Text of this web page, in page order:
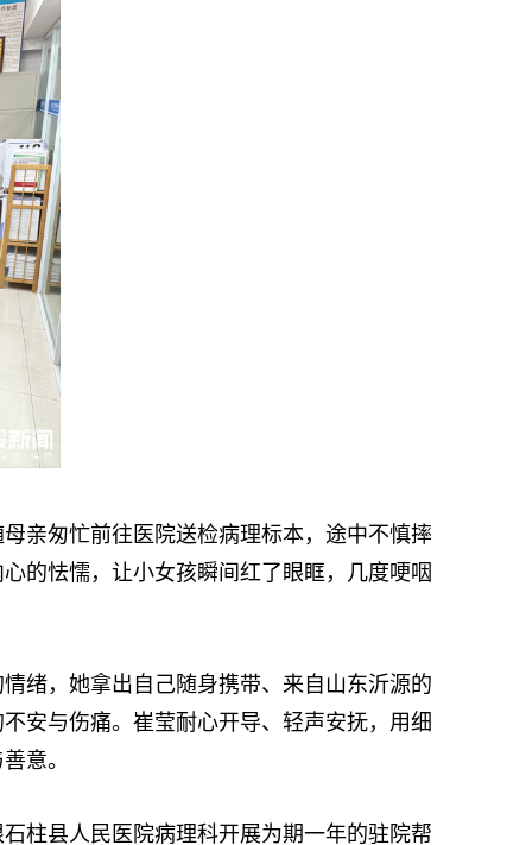
匆忙前往医院送检病理标本，途中不慎摔
的怯懦，让小女孩瞬间红了眼眶，几度哽咽
，她拿出自己随身携带、来自山东沂源的
安与伤痛。崔莹耐心开导、轻声安抚，用细
意。
县人民医院病理科开展为期一年的驻院帮